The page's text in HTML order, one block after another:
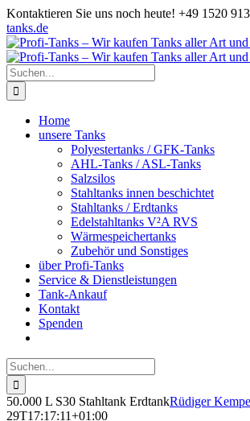
Zum
Inhalt
springen
Kontaktieren Sie uns noch heute! +49 1520
tanks.de
Suche
nach:
Home
unsere Tanks
Polyestertanks / GFK-Tanks
AHL-Tanks / ASL-Tanks
Salzsilos
Stahltanks innen beschichtet
Stahltanks / Erdtanks
Edelstahltanks V²A RVS
Wärmespeichertanks
Zubehör und Sonstiges
über Profi-Tanks
Service & Dienstleistungen
Tank-Ankauf
Kontakt
Spenden
Suche
nach:
50.000 L S30 Stahltank ErdtankRüdiger
29T17:17:11+01:00